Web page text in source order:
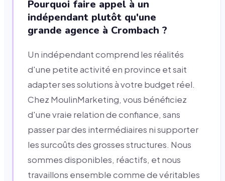
Pourquoi faire appel à un
indépendant plutôt qu'une
grande agence à Crombach ?
Un indépendant comprend les réalités
d'une petite activité en province et sait
adapter ses solutions à votre budget réel.
Chez MoulinMarketing, vous bénéficiez
d'une vraie relation de confiance, sans
passer par des intermédiaires ni supporter
les surcoûts des grosses structures. Nous
sommes disponibles, réactifs, et nous
travaillons ensemble comme de véritables